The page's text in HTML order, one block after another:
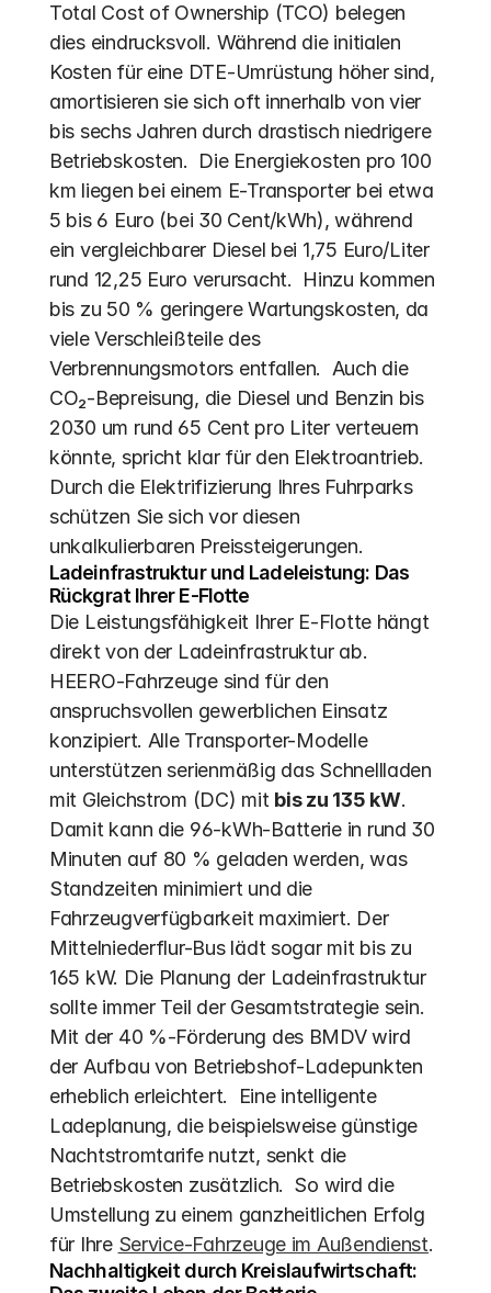
Total Cost of Ownership (TCO) belegen
dies eindrucksvoll. Während die initialen
Kosten für eine DTE-Umrüstung höher sind,
amortisieren sie sich oft innerhalb von vier
bis sechs Jahren durch drastisch niedrigere
Betriebskosten.  Die Energiekosten pro 100
km liegen bei einem E-Transporter bei etwa
5 bis 6 Euro (bei 30 Cent/kWh), während
ein vergleichbarer Diesel bei 1,75 Euro/Liter
rund 12,25 Euro verursacht.  Hinzu kommen
bis zu 50 % geringere Wartungskosten, da
viele Verschleißteile des
Verbrennungsmotors entfallen.  Auch die
CO₂-Bepreisung, die Diesel und Benzin bis
2030 um rund 65 Cent pro Liter verteuern
könnte, spricht klar für den Elektroantrieb.
Durch die Elektrifizierung Ihres Fuhrparks
schützen Sie sich vor diesen
unkalkulierbaren Preissteigerungen.
Ladeinfrastruktur und Ladeleistung: Das
Rückgrat Ihrer E-Flotte
Die Leistungsfähigkeit Ihrer E-Flotte hängt
direkt von der Ladeinfrastruktur ab.
HEERO-Fahrzeuge sind für den
anspruchsvollen gewerblichen Einsatz
konzipiert. Alle Transporter-Modelle
unterstützen serienmäßig das Schnellladen
mit Gleichstrom (DC) mit bis zu 135 kW.
Damit kann die 96-kWh-Batterie in rund 30
Minuten auf 80 % geladen werden, was
Standzeiten minimiert und die
Fahrzeugverfügbarkeit maximiert. Der
Mittelniederflur-Bus lädt sogar mit bis zu
165 kW. Die Planung der Ladeinfrastruktur
sollte immer Teil der Gesamtstrategie sein.
Mit der 40 %-Förderung des BMDV wird
der Aufbau von Betriebshof-Ladepunkten
erheblich erleichtert.  Eine intelligente
Ladeplanung, die beispielsweise günstige
Nachtstromtarife nutzt, senkt die
Betriebskosten zusätzlich.  So wird die
Umstellung zu einem ganzheitlichen Erfolg
für Ihre Service-Fahrzeuge im Außendienst.
Nachhaltigkeit durch Kreislaufwirtschaft: